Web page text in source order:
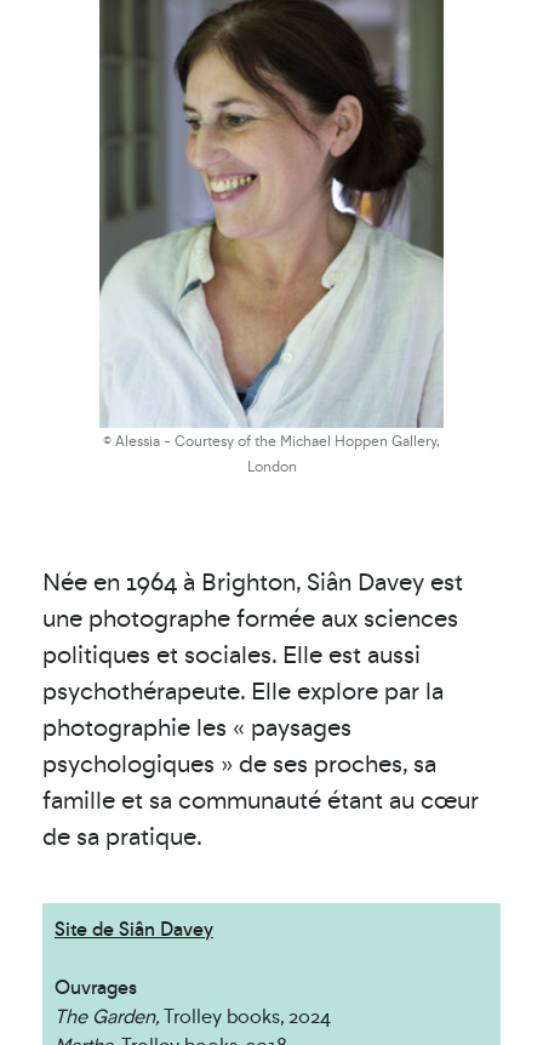
© Alessia - Courtesy of the Michael Hoppen Gallery,
London
Née en 1964 à Brighton, Siân Davey est
une photographe formée aux sciences
politiques et sociales. Elle est aussi
psychothérapeute. Elle explore par la
photographie les « paysages
psychologiques » de ses proches, sa
famille et sa communauté étant au cœur
de sa pratique.
Site de Siân Davey
Ouvrages
The Garden,Trolley books, 2024